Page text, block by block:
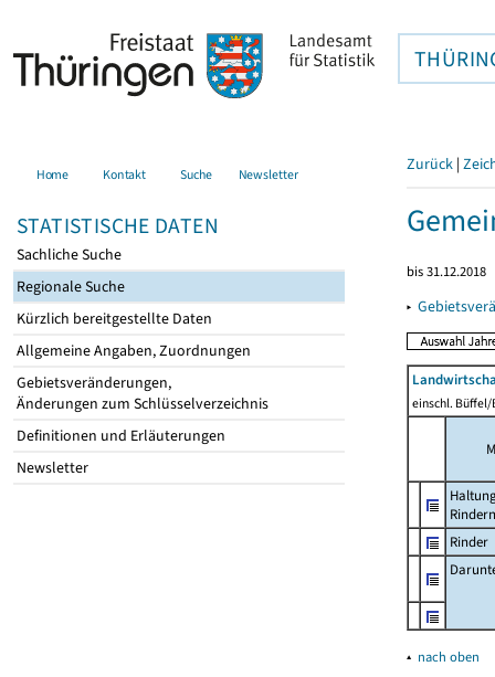
Home Kontakt Suche Newsletter
STATISTISCHE DATEN
Sachliche Suche
Regionale Suche
Kürzlich bereitgestellte Daten
Allgemeine Angaben, Zuordnungen
Gebietsveränderungen,
Änderungen zum Schlüsselverzeichnis
Definitionen und Erläuterungen
Newsletter
Zurück |
bis 31.12.2018
▸
einschl. Büffel/
Rindern
Rinder
▴ nach oben